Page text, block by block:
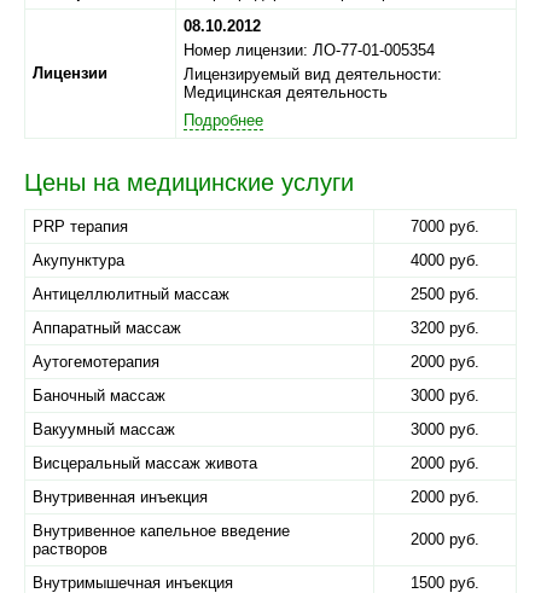
Лицензии
08.10.2012
Номер лицензии: ЛО-77-01-005354
Лицензируемый вид деятельности:
Медицинская деятельность
Подробнее
Цены на медицинские услуги
PRP терапия
7000 руб.
Акупунктура
4000 руб.
Антицеллюлитный массаж
2500 руб.
Аппаратный массаж
3200 руб.
Аутогемотерапия
2000 руб.
Баночный массаж
3000 руб.
Вакуумный массаж
3000 руб.
Висцеральный массаж живота
2000 руб.
Внутривенная инъекция
2000 руб.
Внутривенное капельное введение
растворов
2000 руб.
Внутримышечная инъекция
1500 руб.